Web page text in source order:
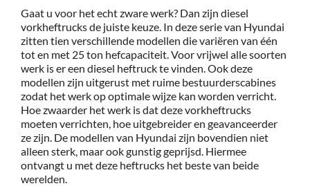
Gaat u voor het echt zware werk? Dan zijn diesel
vorkheftrucks de juiste keuze. In deze serie van Hyundai
zitten tien verschillende modellen die variëren van één
tot en met 25 ton hefcapaciteit. Voor vrijwel alle soorten
werk is er een diesel heftruck te vinden. Ook deze
modellen zijn uitgerust met ruime bestuurderscabines
zodat het werk op optimale wijze kan worden verricht.
Hoe zwaarder het werk is dat deze vorkheftrucks
moeten verrichten, hoe uitgebreider en geavanceerder
ze zijn. De modellen van Hyundai zijn bovendien niet
alleen sterk, maar ook gunstig geprijsd. Hiermee
ontvangt u met deze heftrucks het beste van beide
werelden.